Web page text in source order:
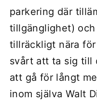
parkering där
tillgänglighet)
tillräckligt nära
svårt att ta sig till
att gå för långt
inom själva Walt